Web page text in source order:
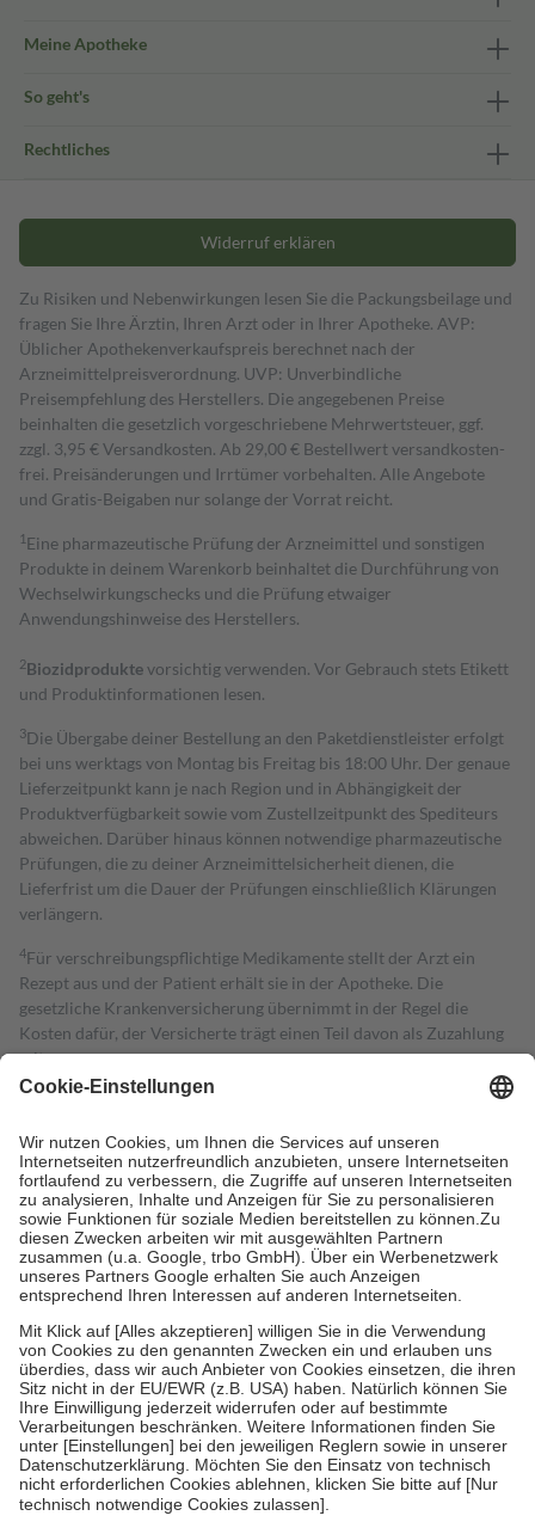
Meine Apotheke
So geht's
Rechtliches
Widerruf erklären
Zu Risiken und Nebenwirkungen lesen Sie die Packungsbeilage und
fragen Sie Ihre Ärztin, Ihren Arzt oder in Ihrer Apotheke. AVP:
Üblicher Apothekenverkaufspreis berechnet nach der
Arzneimittelpreisverordnung. UVP: Unverbindliche
Preisempfehlung des Herstellers. Die angegebenen Preise
beinhalten die gesetzlich vorgeschriebene Mehrwertsteuer, ggf.
zzgl. 3,95 € Versandkosten. Ab 29,00 € Bestell­wert versand­kosten­
frei. Preisänderungen und Irrtümer vorbehalten. Alle Angebote
und Gratis-Beigaben nur solange der Vorrat reicht.
1 Eine pharmazeutische Prüfung der Arzneimittel und sonstigen
Produkte in deinem Warenkorb beinhaltet die Durchführung von
Wechselwirkungschecks und die Prüfung etwaiger
Anwendungshinweise des Herstellers.
2Biozidproduktevorsichtig verwenden. Vor Gebrauch stets Etikett
und Produktinformationen lesen.
3Die Übergabe deiner Bestellung an den Paketdienstleister erfolgt
bei uns werktags von Montag bis Freitag bis 18:00 Uhr. Der genaue
Lieferzeitpunkt kann je nach Region und in Abhängigkeit der
Produktverfügbarkeit sowie vom Zustellzeitpunkt des Spediteurs
abweichen. Darüber hinaus können notwendige pharmazeutische
Prüfungen, die zu deiner Arzneimittelsicherheit dienen, die
Lieferfrist um die Dauer der Prüfungen einschließlich Klärungen
verlängern.
4Für verschreibungspflichtige Medikamente stellt der Arzt ein
Rezept aus und der Patient erhält sie in der Apotheke. Die
gesetzliche Krankenversicherung übernimmt in der Regel die
Kosten dafür, der Versicherte trägt einen Teil davon als Zuzahlung
mit.
Grundsätzlich leisten Mitglieder Zuzahlungen in Höhe von zehn
höchstens zehn Euro.
Es sind jedoch nie mehr als die tatsächlichen
Kosten der Leistung zu entrichten.
Diese Regeln gelten grundsätzlich auch für Online-Apotheken.
Bei Heilmitteln und häuslicher Krankenpflege beträgt die
Zuzahlung zehn Prozent der Kosten sowie zehn Euro je
Verordnung.
Um das Engagement der Versicherten für ihre eigene Gesundheit zu
stärken und die besondere Stellung der Familie zu unterstützen,
fallenkeine Zuzahlungenan bei:
• Kindern und Jugendlichen bis zum vollendeten 18. Lebensjahr
mit Ausnahme der Fahrkosten
• Untersuchungen zur Vorsorge und Früherkennung, die von der
GKV getragen werden
• empfohlenen Schutzimpfungen
• Harn- und Blutteststreifen